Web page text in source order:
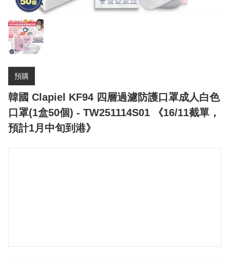
預購
韓國 Clapiel KF94 四層過濾防護口罩成人白色
口罩(1盒50個) - TW251114S01 《16/11截單，
預計1月中旬到港》